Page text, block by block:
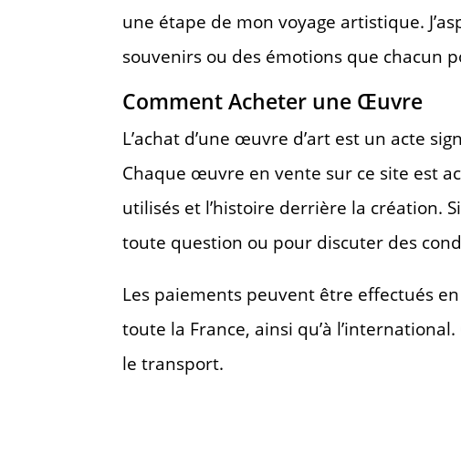
une étape de mon voyage artistique.
souvenirs ou des émotions que chacun
Comment Acheter une Œuvre
L’achat d’une œuvre d’art est un acte
Chaque œuvre en vente sur ce site est
utilisés et l’histoire derrière la création.
toute question ou pour discuter des
Les paiements peuvent être effectués
toute la France, ainsi qu’à
le transport.